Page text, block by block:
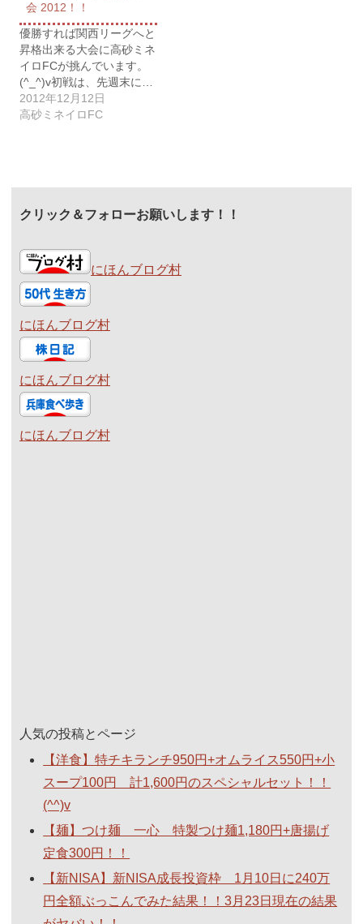
会 2012！！
優勝すれば関西リーグへと
昇格出来る大会に高砂ミネ
イロFCが挑んでいます。
(^_^)v初戦は、先週末に…
2012年12月12日
高砂ミネイロFC
クリック＆フォローお願いします！！
にほんブログ村
にほんブログ村
にほんブログ村
にほんブログ村
人気の投稿とページ
【洋食】特チキランチ950円+オムライス550円+小
スープ100円 計1,600円のスペシャルセット！！
(^^)v
【麺】つけ麺 一心 特製つけ麺1,180円+唐揚げ
定食300円！！
【新NISA】新NISA成長投資枠 1月10日に240万
円全額ぶっこんでみた結果！！3月23日現在の結果